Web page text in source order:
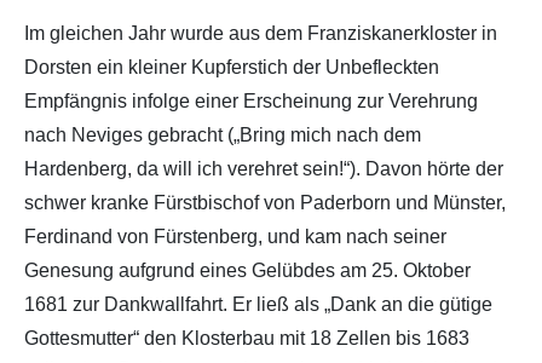
Im gleichen Jahr wurde aus dem Franziskanerkloster in
Dorsten ein kleiner Kupferstich der Unbefleckten
Empfängnis infolge einer Erscheinung zur Verehrung
nach Neviges gebracht („Bring mich nach dem
Hardenberg, da will ich verehret sein!“). Davon hörte der
schwer kranke Fürstbischof von Paderborn und Münster,
Ferdinand von Fürstenberg, und kam nach seiner
Genesung aufgrund eines Gelübdes am 25. Oktober
1681 zur Dankwallfahrt. Er ließ als „Dank an die gütige
Gottesmutter“ den Klosterbau mit 18 Zellen bis 1683